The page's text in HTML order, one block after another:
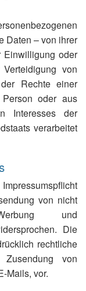
Daten – von ihrer
Einwilligung oder
von
Rechte einer
oder aus
Interesses der
verarbeitet
von nicht
und
Die
rechtliche
von
Mails, vor.